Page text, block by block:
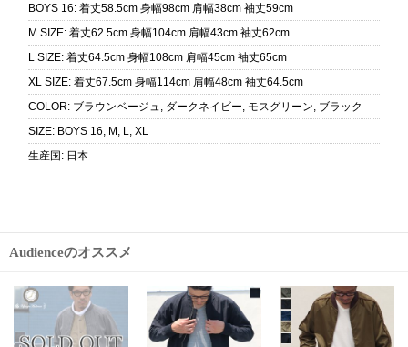
BOYS 16: 着丈58.5cm 身幅98cm 肩幅38cm 袖丈59cm
M SIZE: 着丈62.5cm 身幅104cm 肩幅43cm 袖丈62cm
L SIZE: 着丈64.5cm 身幅108cm 肩幅45cm 袖丈65cm
XL SIZE: 着丈67.5cm 身幅114cm 肩幅48cm 袖丈64.5cm
COLOR: ブラウンベージュ, ダークネイビー, モスグリーン, ブラック
SIZE: BOYS 16, M, L, XL
生産国 : 日本
Audienceのオススメ